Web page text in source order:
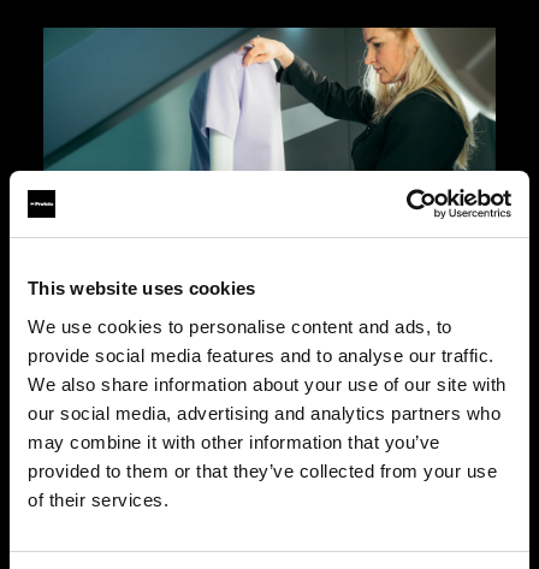
This website uses cookies
We use cookies to personalise content and ads, to
provide social media features and to analyse our traffic.
We also share information about your use of our site with
our social media, advertising and analytics partners who
may combine it with other information that you’ve
provided to them or that they’ve collected from your use
of their services.
Fotografía de maniquíes
Profoto StyleShoots Vertical proporciona
imágenes consistentes y sin fondo con rapidez y
facilidad. Para marcas que buscan libertad
creativa, nuestra solución personalizable ofrece
posibilidades de modelado de luz inigualables,
lo que permite crear imágenes extraordinarias
que diferencien tu marca.